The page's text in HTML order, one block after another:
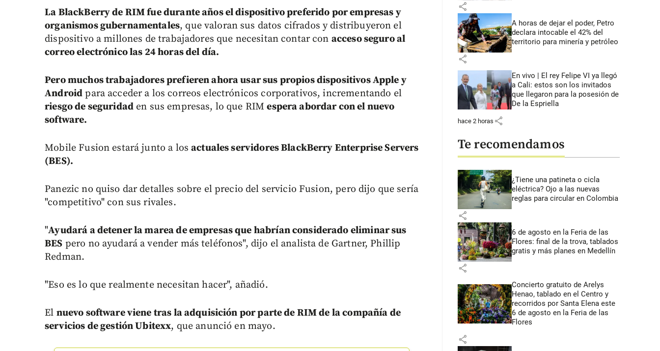
La BlackBerry de RIM fue durante años el dispositivo preferido por empresas y
organismos gubernamentales, que valoran sus datos cifrados y distribuyeron el
dispositivo a millones de trabajadores que necesitan contar con acceso seguro al
correo electrónico las 24 horas del día.
Pero muchos trabajadores prefieren ahora usar sus propios dispositivos Apple y
Android para acceder a los correos electrónicos corporativos, incrementando el
riesgo de seguridad en sus empresas, lo que RIMespera abordar con el nuevo
software.
Mobile Fusion estará junto a losactuales servidores BlackBerry Enterprise Servers
(BES).
Panezic no quiso dar detalles sobre el precio del servicio Fusion, pero dijo que sería
"competitivo" con sus rivales.
"Ayudará a detener la marea de empresas que habrían considerado eliminar sus
BES pero no ayudará a vender más teléfonos", dijo el analista de Gartner, Phillip
Redman.
"Eso es lo que realmente necesitan hacer", añadió.
El nuevo software viene tras la adquisición por parte de RIM de la compañía de
servicios de gestión Ubitexx, que anunció en mayo.
share
A horas de dejar el poder, Petro
declara intocable el 42% del
territorio para minería y petróleo
share
En vivo | El rey Felipe VI ya llegó
a Cali: estos son los invitados
que llegaron para la posesión de
De la Espriella
hace 2 horas share
Te recomendamos
¿Tiene una patineta o cicla
eléctrica? Ojo a las nuevas
reglas para circular en Colombia
share
6 de agosto en la Feria de las
Flores: final de la trova, tablados
gratis y más planes en Medellín
share
Concierto gratuito de Arelys
Henao, tablado en el Centro y
recorridos por Santa Elena este
6 de agosto en la Feria de las
Flores
share